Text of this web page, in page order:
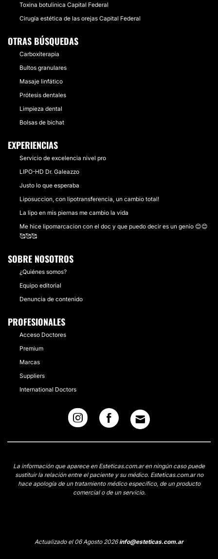
Toxina botulinica Capital Federal
Cirugía estética de las orejas Capital Federal
OTRAS BÚSQUEDAS
Carboxiterapia
Bultos granulares
Masaje linfático
Prótesis dentales
Limpieza dental
Bolsas de bichat
EXPERIENCIAS
Servicio de excelencia nivel pro
LIPO-HD Dr. Galeazzo
Justo lo que esperaba
Liposuccion, con lipotransferencia, un cambio total!
La lipo en mis piernas me cambio la vida
Me hice lipomarcacion con el doc y que puedo decir es un genio 😊😊
🥰🥰🥰
SOBRE NOSOTROS
¿Quiénes somos?
Equipo editorial
Denuncia de contenido
PROFESIONALES
Acceso Doctores
Premium
Marcas
Suppliers
International Doctors
La información que aparece en Esteticas.com.ar en ningún caso puede
sustituir la relación entre el paciente y su médico. Esteticas.com.ar no
hace apología de un tratamiento médico específico, de un producto
comercial o de un servicio.
Actualizado el 06 Agosto 2026info@esteticas.com.ar